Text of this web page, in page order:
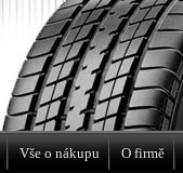
Vše o nákupu O firmě